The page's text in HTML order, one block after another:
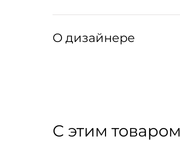
Рекомендуется ручная стирка.
О дизайнере
С этим